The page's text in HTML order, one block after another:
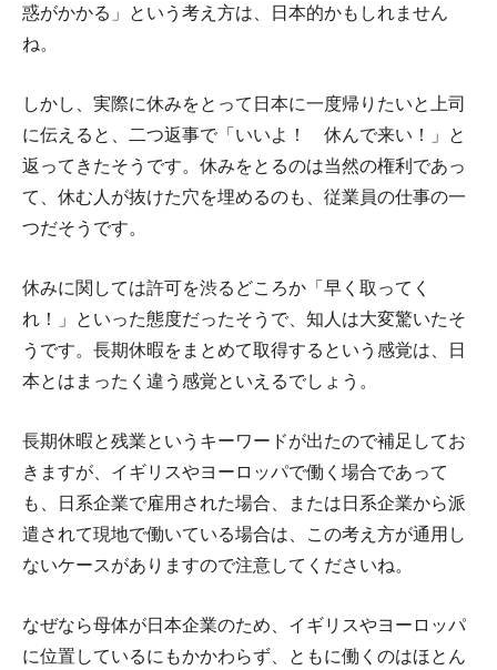
惑がかかる」という考え方は、日本的かもしれません
ね。
しかし、実際に休みをとって日本に一度帰りたいと上司
に伝えると、二つ返事で「いいよ！ 休んで来い！」と
返ってきたそうです。休みをとるのは当然の権利であっ
て、休む人が抜けた穴を埋めるのも、従業員の仕事の一
つだそうです。
休みに関しては許可を渋るどころか「早く取ってく
れ！」といった態度だったそうで、知人は大変驚いたそ
うです。長期休暇をまとめて取得するという感覚は、日
本とはまったく違う感覚といえるでしょう。
長期休暇と残業というキーワードが出たので補足してお
きますが、イギリスやヨーロッパで働く場合であって
も、日系企業で雇用された場合、または日系企業から派
遣されて現地で働いている場合は、この考え方が通用し
ないケースがありますので注意してくださいね。
なぜなら母体が日本企業のため、イギリスやヨーロッパ
に位置しているにもかかわらず、ともに働くのはほとん